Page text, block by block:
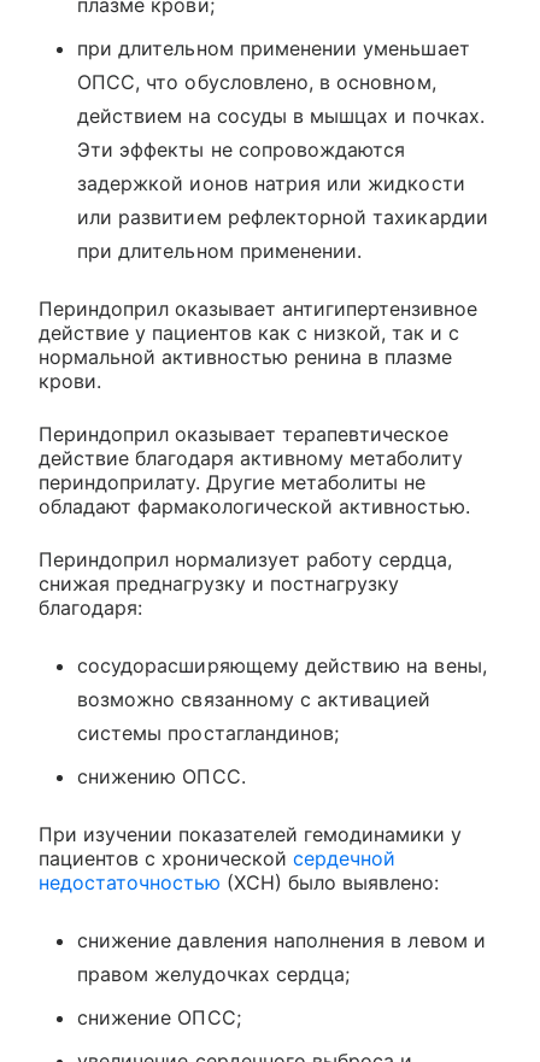
плазме крови;
при длительном применении уменьшает
ОПСС, что обусловлено, в основном,
действием на сосуды в мышцах и почках.
Эти эффекты не сопровождаются
задержкой ионов натрия или жидкости
или развитием рефлекторной тахикардии
при длительном применении.
Периндоприл оказывает антигипертензивное
действие у пациентов как с низкой, так и с
нормальной активностью ренина в плазме
крови.
Периндоприл оказывает терапевтическое
действие благодаря активному метаболиту
периндоприлату. Другие метаболиты не
обладают фармакологической активностью.
Периндоприл нормализует работу сердца,
снижая преднагрузку и постнагрузку
благодаря:
сосудорасширяющему действию на вены,
возможно связанному с активацией
системы простагландинов;
снижению ОПСС.
При изучении показателей гемодинамики у
пациентов с хронической сердечной
недостаточностью (ХСН) было выявлено:
снижение давления наполнения в левом и
правом желудочках сердца;
снижение ОПСС;